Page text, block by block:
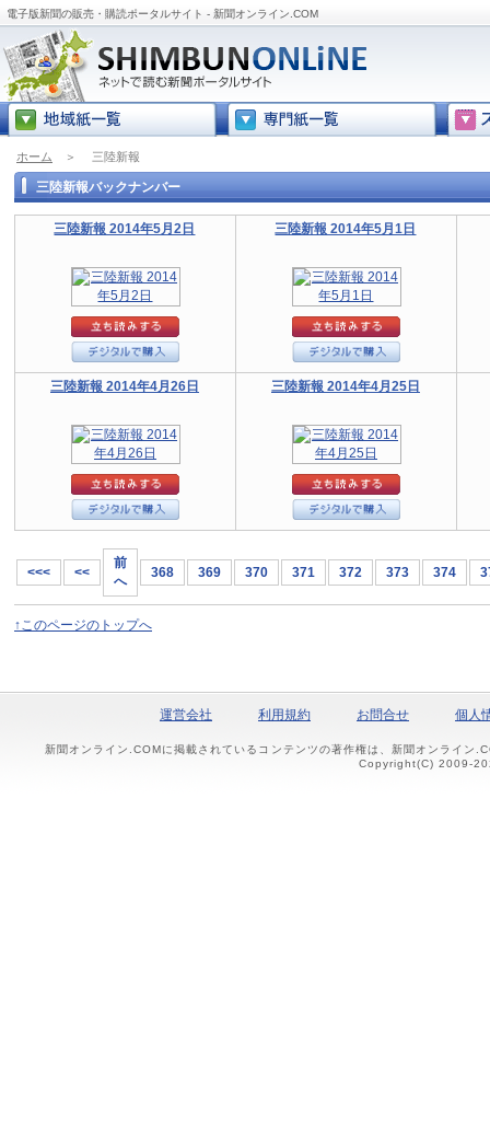
電子版新聞の販売・購読ポータルサイト - 新聞オンライン.COM
ホーム ＞ 三陸新報
三陸新報バックナンバー
三陸新報 2014年5月2日 三陸新報 2014年5月1日
三陸新報 2014年4月26日 三陸新報 2014年4月25日
<<< <<
前
へ
368 369 370 371 372 373 374
↑このページのトップへ
運営会社 利用規約 お問合せ 個人
新聞オンライン.COMに掲載されているコンテンツの著作権は、新聞オンライン
Copyright(C) 2009-